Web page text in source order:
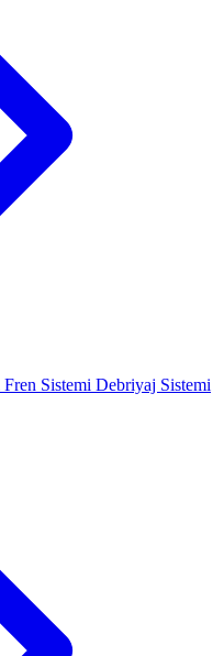
Fren Sistemi Debriyaj Sistemi